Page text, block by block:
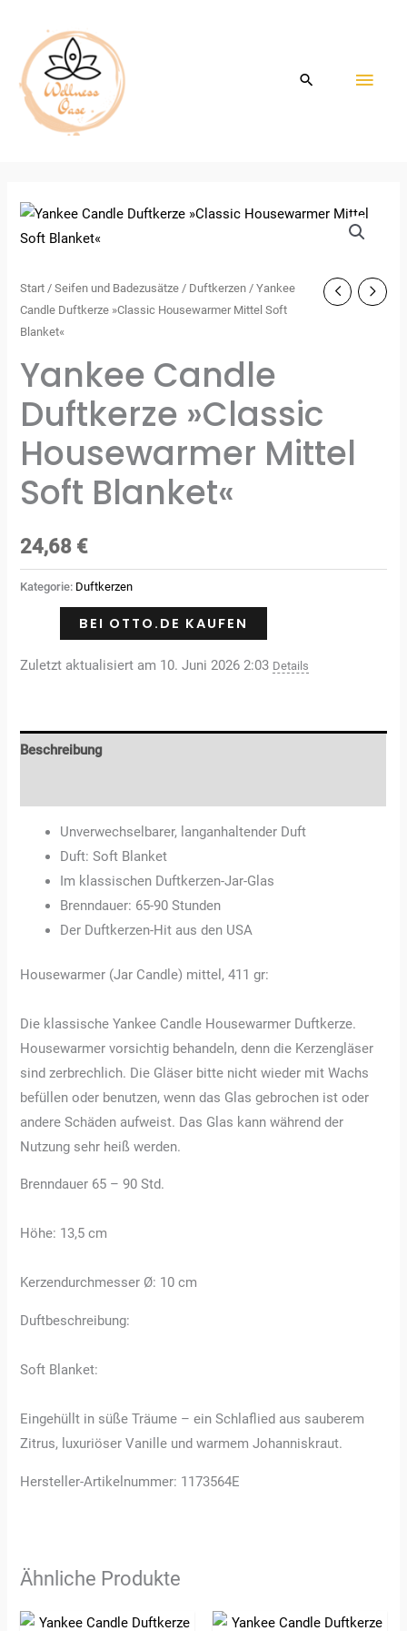
springen
Start /Seifen und Badezusätze / Duftkerzen / Yankee
Candle Duftkerze »Classic Housewarmer Mittel Soft
Blanket«
Yankee Candle
Duftkerze »Classic
Housewarmer Mittel
Soft Blanket«
24,68 €
Kategorie: Duftkerzen
BEI OTTO.DE KAUFEN
Zuletzt aktualisiert am 10. Juni 2026 2:03 Details
Beschreibung
Unverwechselbarer, langanhaltender Duft
Duft: Soft Blanket
Im klassischen Duftkerzen-Jar-Glas
Brenndauer: 65-90 Stunden
Der Duftkerzen-Hit aus den USA
Housewarmer (Jar Candle) mittel, 411 gr:
Die klassische Yankee Candle Housewarmer Duftkerze.
Housewarmer vorsichtig behandeln, denn die Kerzengläser
sind zerbrechlich. Die Gläser bitte nicht wieder mit Wachs
befüllen oder benutzen, wenn das Glas gebrochen ist oder
andere Schäden aufweist. Das Glas kann während der
Nutzung sehr heiß werden.
Brenndauer 65 – 90 Std.
Höhe: 13,5 cm
Kerzendurchmesser Ø: 10 cm
Duftbeschreibung:
Soft Blanket:
Eingehüllt in süße Träume – ein Schlaflied aus sauberem
Zitrus, luxuriöser Vanille und warmem Johanniskraut.
Hersteller-Artikelnummer: 1173564E
Ähnliche Produkte